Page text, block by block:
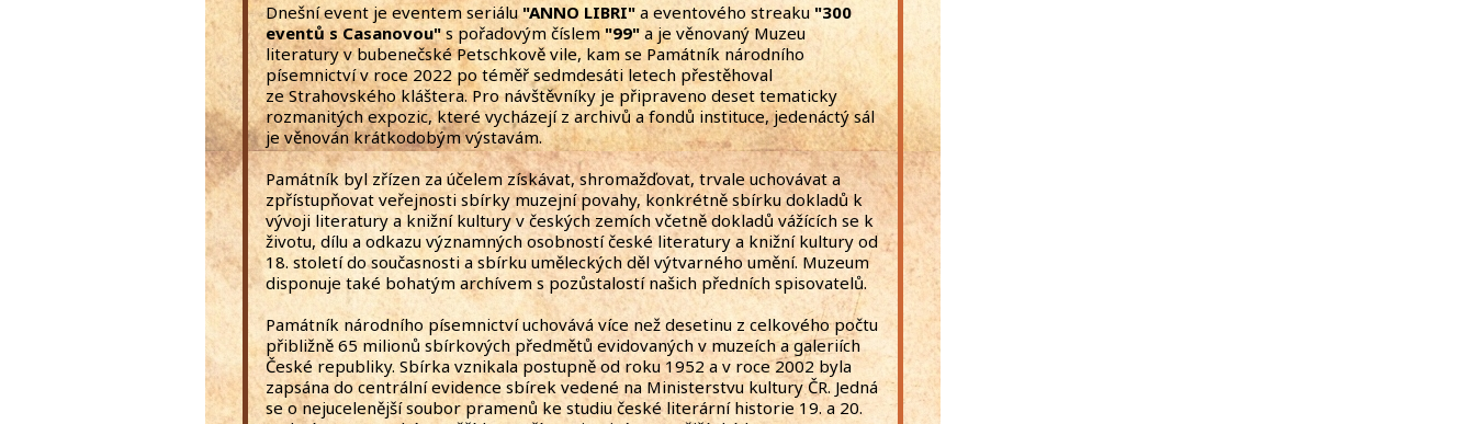
Dnešní event je eventem seriálu "ANNO LIBRI" a eventového streaku "300
eventů s Casanovou"s pořadovým číslem "99" a je věnovaný Muzeu
literatury v bubenečské Petschkově vile, kam se Památník národního
písemnictví v roce 2022 po téměř sedmdesáti letech přestěhoval
ze Strahovského kláštera. Pro návštěvníky je připraveno deset tematicky
rozmanitých expozic, které vycházejí z archivů a fondů instituce, jedenáctý sál
je věnován krátkodobým výstavám.
Památník byl zřízen za účelem získávat, shromažďovat, trvale uchovávat a
zpřístupňovat veřejnosti sbírky muzejní povahy, konkrétně sbírku dokladů k
vývoji literatury a knižní kultury v českých zemích včetně dokladů vážících se k
životu, dílu a odkazu významných osobností české literatury a knižní kultury od
18. století do současnosti a sbírku uměleckých děl výtvarného umění. Muzeum
disponuje také bohatým archívem s pozůstalostí našich předních spisovatelů.
Památník národního písemnictví uchovává více než desetinu z celkového počtu
přibližně 65 milionů sbírkových předmětů evidovaných v muzeích a galeriích
České republiky. Sbírka vznikala postupně od roku 1952 a v roce 2002 byla
zapsána do centrální evidence sbírek vedené na Ministerstvu kultury ČR. Jedná
se o nejucelenější soubor pramenů ke studiu české literární historie 19. a 20.